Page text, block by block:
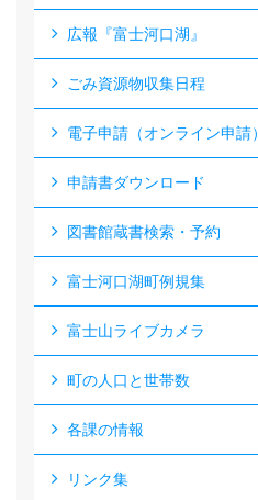
広報『富士河口湖』
ごみ資源物収集日程
電子申請（オンライン申請）
申請書ダウンロード
図書館蔵書検索・予約
富士河口湖町例規集
富士山ライブカメラ
町の人口と世帯数
各課の情報
リンク集